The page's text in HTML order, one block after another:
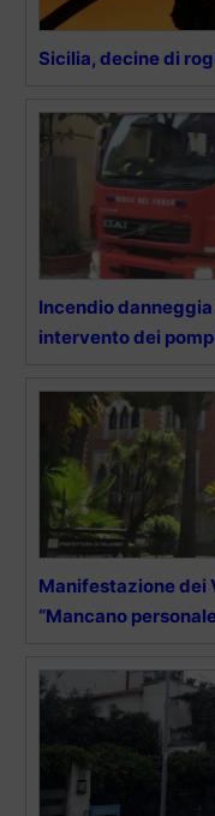
Sicilia, decine di
Incendio
intervento dei
Manifestazione dei
“Mancano